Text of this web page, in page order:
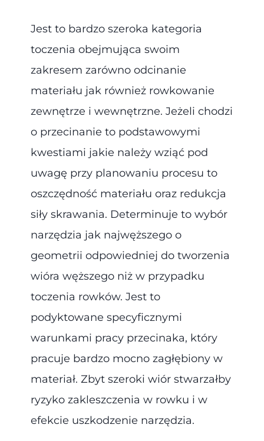
Jest to bardzo szeroka kategoria
toczenia obejmująca swoim
zakresem zarówno odcinanie
materiału jak również rowkowanie
zewnętrze i wewnętrzne. Jeżeli chodzi
o przecinanie to podstawowymi
kwestiami jakie należy wziąć pod
uwagę przy planowaniu procesu to
oszczędność materiału oraz redukcja
siły skrawania. Determinuje to wybór
narzędzia jak najwęższego o
geometrii odpowiedniej do tworzenia
wióra węższego niż w przypadku
toczenia rowków. Jest to
podyktowane specyficznymi
warunkami pracy przecinaka, który
pracuje bardzo mocno zagłębiony w
materiał. Zbyt szeroki wiór stwarzałby
ryzyko zakleszczenia w rowku i w
efekcie uszkodzenie narzędzia.